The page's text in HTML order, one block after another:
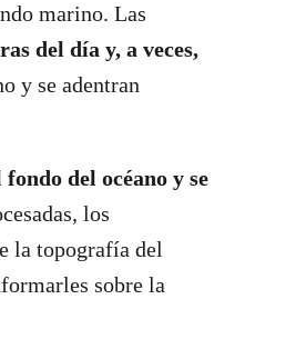
marino. Las
del día y, a veces,
y se adentran
del océano y se
los
la topografía del
sobre la